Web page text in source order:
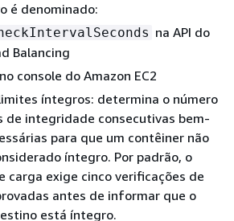
é denominado:
na API do
Balancing
no console do Amazon EC2
íntegros: determina o número
de integridade consecutivas bem-
para que um contêiner não
íntegro. Por padrão, o
carga exige cinco verificações de
antes de informar que o
está íntegro.